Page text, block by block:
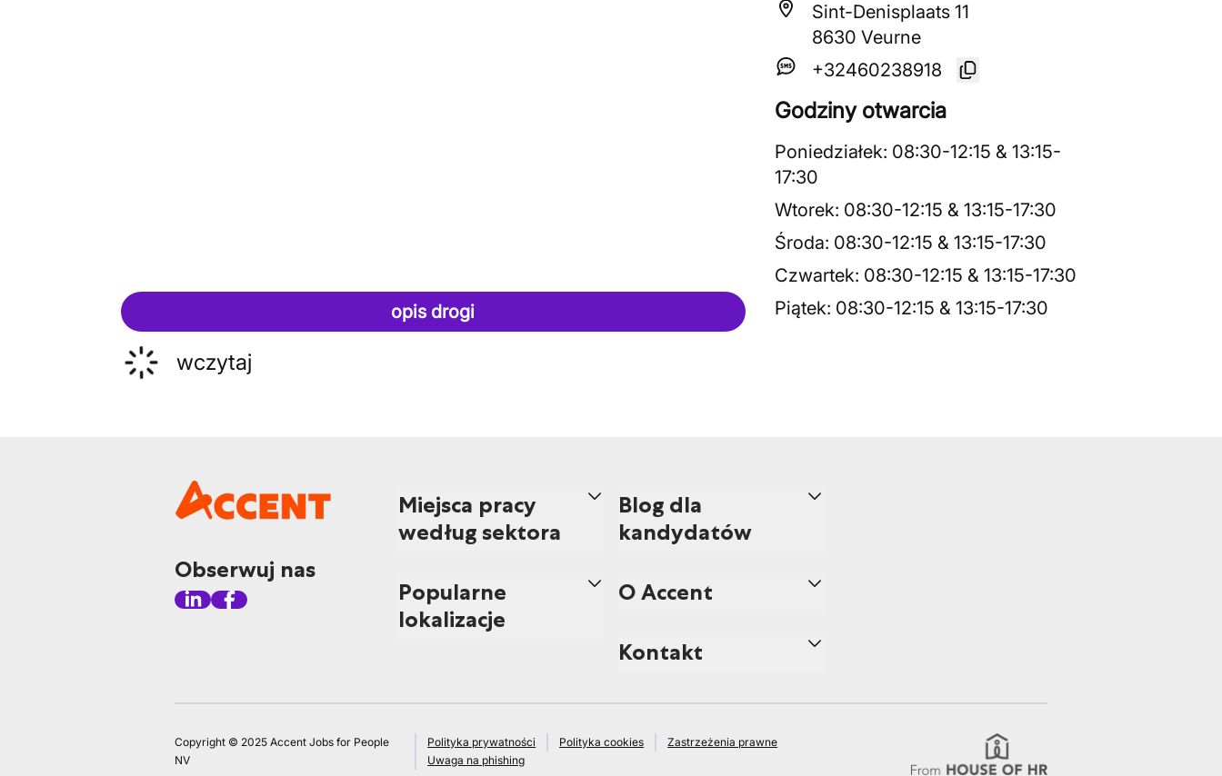
opis drogi
Sint-Denisplaats 11
8630 Veurne
+32460238918
Godziny otwarcia
Poniedziałek: 08:30-12:15 & 13:15-
17:30
Wtorek: 08:30-12:15 & 13:15-17:30
Środa: 08:30-12:15 & 13:15-17:30
Czwartek: 08:30-12:15 & 13:15-17:30
Piątek: 08:30-12:15 & 13:15-17:30
wczytaj
Obserwuj nas
Miejsca pracy
według sektora
Popularne
lokalizacje
Blog dla
kandydatów
O Accent
Kontakt
Copyright © 2025 Accent Jobs for People
NV
Polityka prywatności Polityka cookies
Zastrzeżenia prawne
Uwaga na phishing